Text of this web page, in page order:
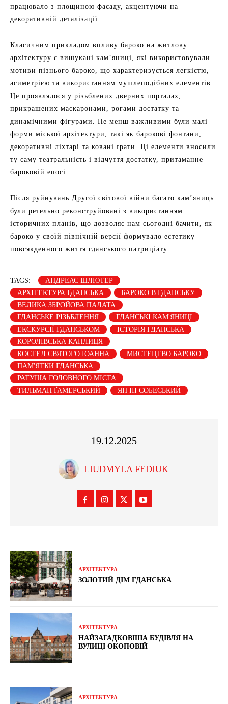
працювало з площиною фасаду, акцентуючи на
декоративній деталізації.
Класичним прикладом впливу бароко на житлову
архітектуру є вишукані кам’яниці, які використовували
мотиви пізнього бароко, що характеризується легкістю,
асиметрією та використанням мушлеподібних елементів.
Це проявлялося у різьблених дверних порталах,
прикрашених маскаронами, рогами достатку та
динамічними фігурами. Не менш важливими були малі
форми міської архітектури, такі як барокові фонтани,
декоративні ліхтарі та ковані ґрати. Ці елементи вносили
ту саму театральність і відчуття достатку, притаманне
бароковій епосі.
Після руйнувань Другої світової війни багато кам’яниць
були ретельно реконструйовані з використанням
історичних планів, що дозволяє нам сьогодні бачити, як
бароко у своїй північній версії формувало естетику
повсякденного життя гданського патриціату.
TAGS:
АНДРЕАС ШЛЮТЕР
АРХІТЕКТУРА ҐДАНСЬКА
БАРОКО В ГДАНСЬКУ
ВЕЛИКА ЗБРОЙОВА ПАЛАТА
ГДАНСЬКЕ РІЗЬБЛЕННЯ
ГДАНСЬКІ КАМ'ЯНИЦІ
ЕКСКУРСІЇ ГДАНСЬКОМ
ІСТОРІЯ ГДАНСЬКА
КОРОЛІВСЬКА КАПЛИЦЯ
КОСТЕЛ СВЯТОГО ІОАННА
МИСТЕЦТВО БАРОКО
ПАМ'ЯТКИ ГДАНСЬКА
РАТУША ГОЛОВНОГО МІСТА
ТИЛЬМАН ҐАМЕРСЬКИЙ
ЯН III СОБЕСЬКИЙ
19.12.2025
LIUDMYLA FEDIUK
АРХІТЕКТУРА
ЗОЛОТИЙ ДІМ ГДАНСЬКА
АРХІТЕКТУРА
НАЙЗАГАДКОВІША БУДІВЛЯ НА
ВУЛИЦІ ОКОПОВІЙ
АРХІТЕКТУРА